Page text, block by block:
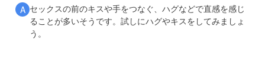
A セックスの前のキスや手をつなぐ、ハグなどで直感を感じ
ることが多いそうです。試しにハグやキスをしてみましょ
う。